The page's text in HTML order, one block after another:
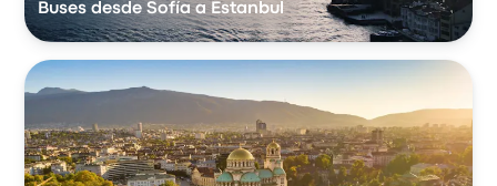
Buses desde Sofía a Estanbul